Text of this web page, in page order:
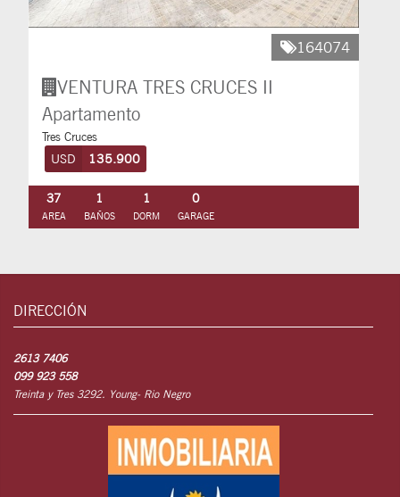
164074
VENTURA TRES CRUCES II
Apartamento
Tres Cruces
USD 135.900
37
AREA
1
BAÑOS
1
DORM
0
GARAGE
DIRECCIÓN
2613 7406
099 923 558
Treinta y Tres 3292. Young- Rio Negro